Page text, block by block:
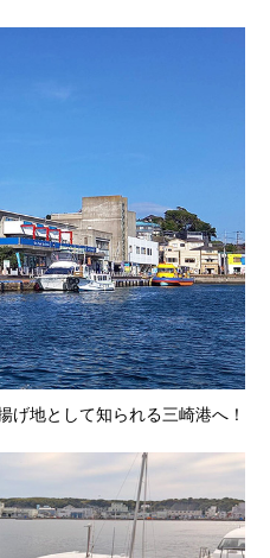
げ地として知られる三崎港へ！